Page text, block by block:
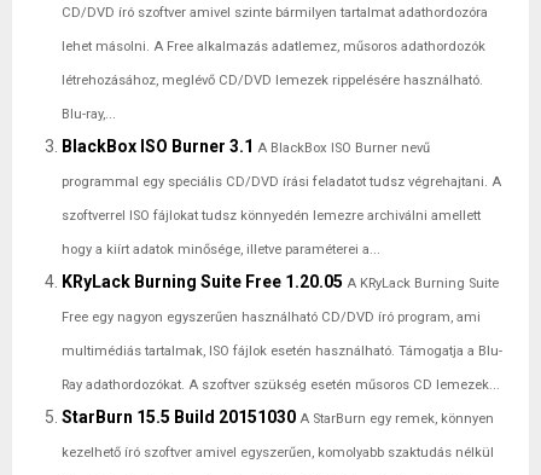
CD/DVD író szoftver amivel szinte bármilyen tartalmat adathordozóra
lehet másolni. A Free alkalmazás adatlemez, műsoros adathordozók
létrehozásához, meglévő CD/DVD lemezek rippelésére használható.
Blu-ray,...
BlackBox ISO Burner 3.1 A BlackBox ISO Burner nevű
programmal egy speciális CD/DVD írási feladatot tudsz végrehajtani. A
szoftverrel ISO fájlokat tudsz könnyedén lemezre archiválni amellett
hogy a kiírt adatok minősége, illetve paraméterei a...
KRyLack Burning Suite Free 1.20.05 A KRyLack Burning Suite
Free egy nagyon egyszerűen használható CD/DVD író program, ami
multimédiás tartalmak, ISO fájlok esetén használható. Támogatja a Blu-
Ray adathordozókat. A szoftver szükség esetén műsoros CD lemezek...
StarBurn 15.5 Build 20151030 A StarBurn egy remek, könnyen
kezelhető író szoftver amivel egyszerűen, komolyabb szaktudás nélkül